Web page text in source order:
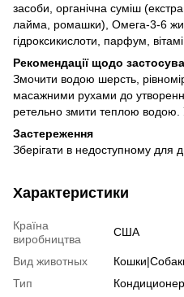
засоби, органічна суміш
лайма, ромашки), Омега-3-6
гідроксикислоти, парфум,
Рекомендації щодо
Змочити водою шерсть,
масажними рухами до
ретельно змити теплою водою.
Застереження
Зберігати в недоступному для
Характеристики
Країна
виробництва
США
Вид животных
Тип
Кондиционер